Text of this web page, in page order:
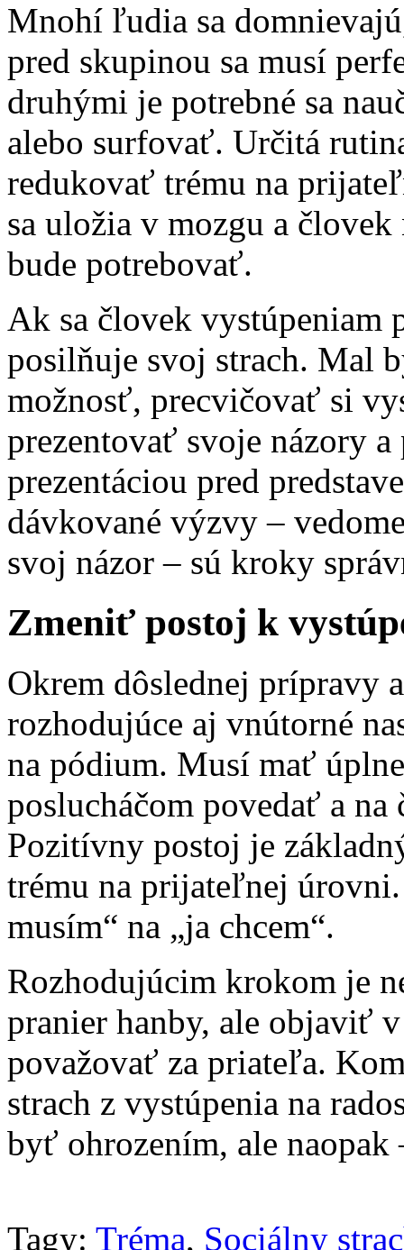
Mnohí ľudia sa
pred skupinou sa musí
druhými je potrebné sa
alebo surfovať. Určitá
redukovať trému na
sa uložia v mozgu a
bude potrebovať.
Ak sa človek vystúpeniam
posilňuje svoj strach. Mal
možnosť, precvičovať si
prezentovať svoje názory
prezentáciou pred
dávkované výzvy –
svoj názor – sú kroky
Zmeniť postoj k
Okrem dôslednej prípravy
rozhodujúce aj vnútorné
na pódium. Musí mať
poslucháčom povedať a na
Pozitívny postoj je
trému na prijateľnej
musím“ na „ja chcem“.
Rozhodujúcim krokom je
pranier hanby, ale objaviť
považovať za priateľa.
strach z vystúpenia na
byť ohrozením, ale naopak
Tagy: Tréma, Sociálny